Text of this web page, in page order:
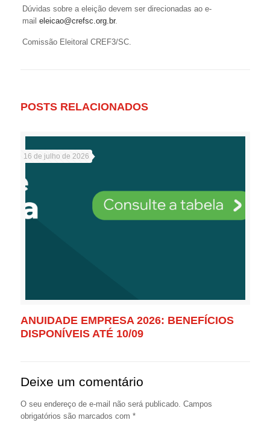
Dúvidas sobre a eleição devem ser direcionadas ao e-
maileleicao@crefsc.org.br.
Comissão Eleitoral CREF3/SC.
POSTS RELACIONADOS
16 de julho de 2026
ANUIDADE EMPRESA 2026: BENEFÍCIOS
DISPONÍVEIS ATÉ 10/09
Deixe um comentário
O seu endereço de e-mail não será publicado. Campos
obrigatórios são marcados com *